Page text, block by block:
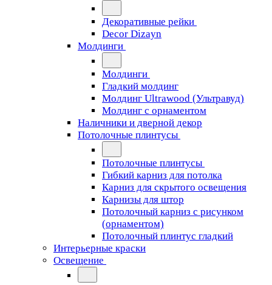
Декоративные рейки
Decor Dizayn
Молдинги
Молдинги
Гладкий молдинг
Молдинг Ultrawood (Ультравуд)
Молдинг с орнаментом
Наличники и дверной декор
Потолочные плинтусы
Потолочные плинтусы
Гибкий карниз для потолка
Карниз для скрытого освещения
Карнизы для штор
Потолочный карниз с рисунком
(орнаментом)
Потолочный плинтус гладкий
Интерьерные краски
Освещение